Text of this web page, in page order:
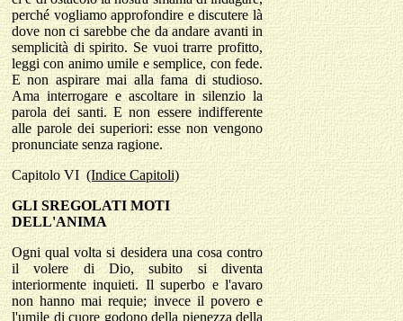
perché vogliamo approfondire e discutere là
dove non ci sarebbe che da andare avanti in
semplicità di spirito. Se vuoi trarre profitto,
leggi con animo umile e semplice, con fede.
E non aspirare mai alla fama di studioso.
Ama interrogare e ascoltare in silenzio la
parola dei santi. E non essere indifferente
alle parole dei superiori: esse non vengono
pronunciate senza ragione.
CapitoloVI (Indice Capitoli)
GLI SREGOLATI MOTI
DELL'ANIMA
Ogni qual volta si desidera una cosa contro
il volere di Dio, subito si diventa
interiormente inquieti. Il superbo e l'avaro
non hanno mai requie; invece il povero e
l'umile di cuore godono della pienezza della